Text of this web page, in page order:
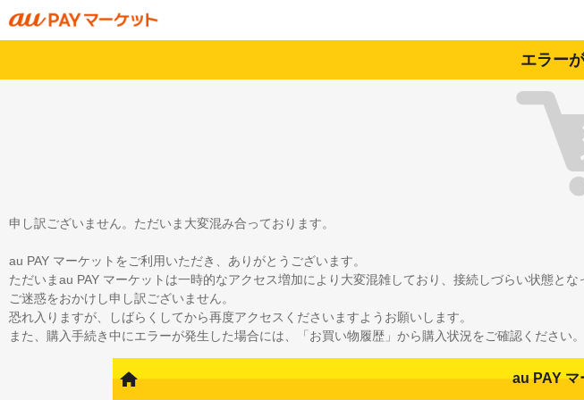
エラー
申し訳ございません。ただいま大変混み合っております。
au PAY マーケットをご利用いただき、ありがとうございます。
ただいまau PAY マーケットは一時的なアクセス増加により大変混雑しており、接続しづらい状態とな
ご迷惑をおかけし申し訳ございません。
恐れ入りますが、しばらくしてから再度アクセスくださいますようお願いします。
また、購入手続き中にエラーが発生した場合には、「お買い物履歴」から購入状況をご確認ください。
au PAY マ